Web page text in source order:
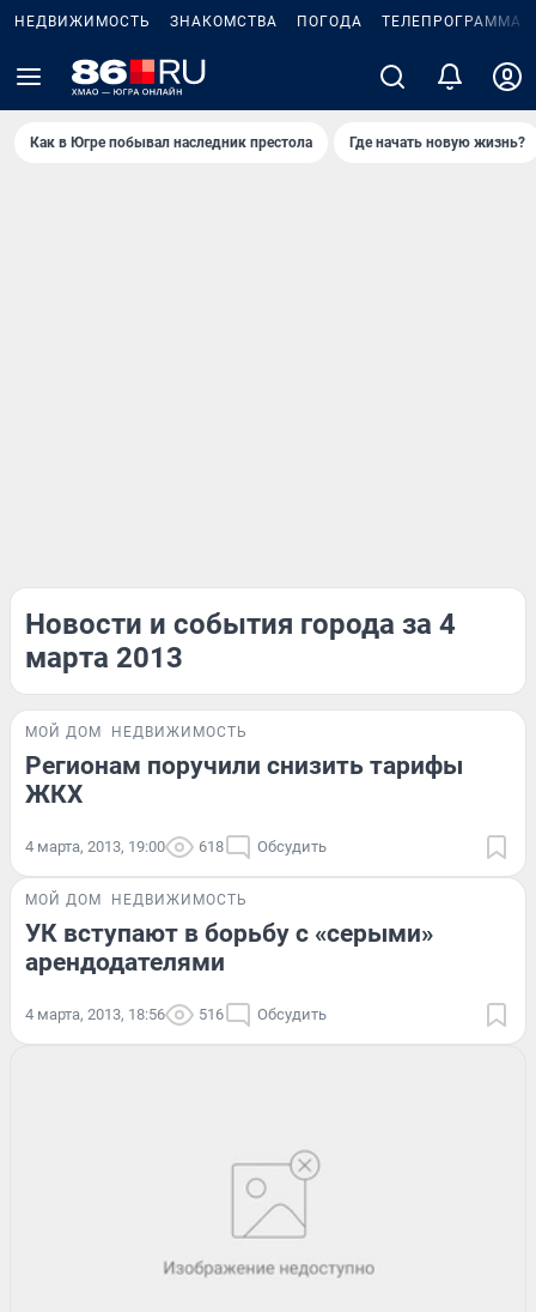
НЕДВИЖИМОСТЬ ЗНАКОМСТВА ПОГОДА ТЕЛЕПРОГРАММА
Как в Югре побывал наследник престола Где начать новую жизнь?
Новости и события города за 4
марта 2013
МОЙ ДОМ НЕДВИЖИМОСТЬ
Регионам поручили снизить тарифы
ЖКХ
4 марта, 2013, 19:00 618 Обсудить
МОЙ ДОМ НЕДВИЖИМОСТЬ
УК вступают в борьбу с «серыми»
арендодателями
4 марта, 2013, 18:56 516 Обсудить